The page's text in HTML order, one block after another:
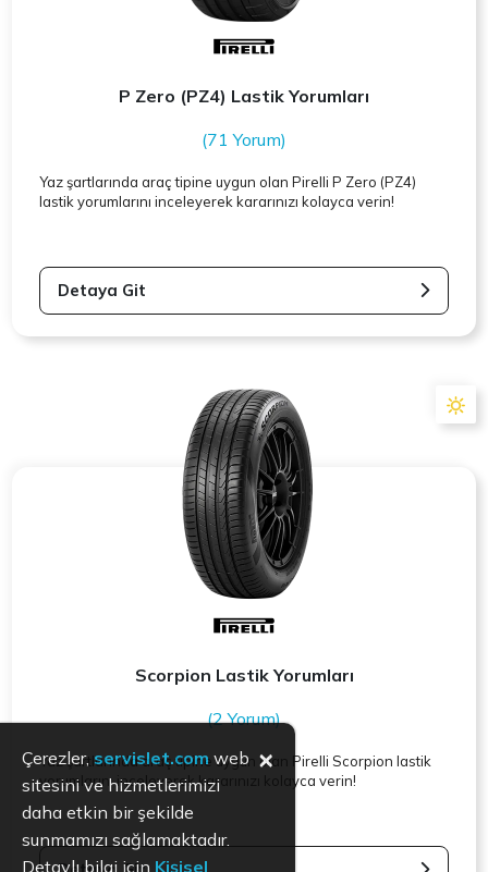
P Zero (PZ4) Lastik Yorumları
(71 Yorum)
Yaz şartlarında araç tipine uygun olanPirelli P Zero (PZ4)
lastik yorumlarını inceleyerek kararınızı kolayca verin!
Detaya Git
Scorpion Lastik Yorumları
(2 Yorum)
Yaz şartlarında araç tipine uygun olan Pirelli Scorpion lastik
yorumlarını inceleyerek kararınızı kolayca verin!
Çerezler, servislet.com web
sitesini ve hizmetlerimizi
daha etkin bir şekilde
sunmamızı sağlamaktadır.
Detaylı bilgi için Kişisel
×